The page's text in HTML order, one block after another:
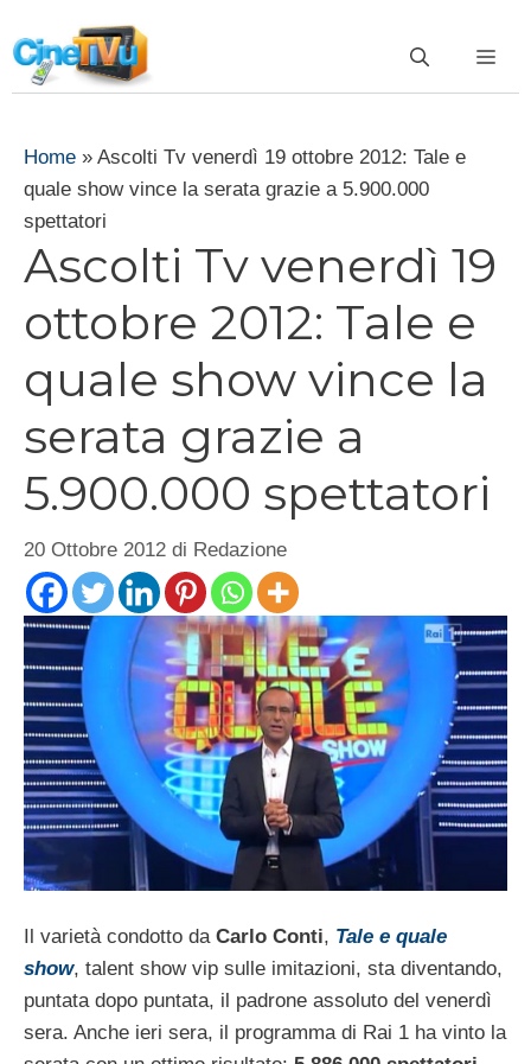
al
contenuto
Home » Ascolti Tv venerdì 19 ottobre 2012: Tale e
quale show vince la serata grazie a 5.900.000
spettatori
Ascolti Tv venerdì 19
ottobre 2012: Tale e
quale show vince la
serata grazie a
5.900.000 spettatori
20 Ottobre 2012 di Redazione
Il varietà condotto da Carlo Conti, Tale e quale
show, talent show vip sulle imitazioni, sta diventando,
puntata dopo puntata, il padrone assoluto del venerdì
sera. Anche ieri sera, il programma di Rai 1 ha vinto la